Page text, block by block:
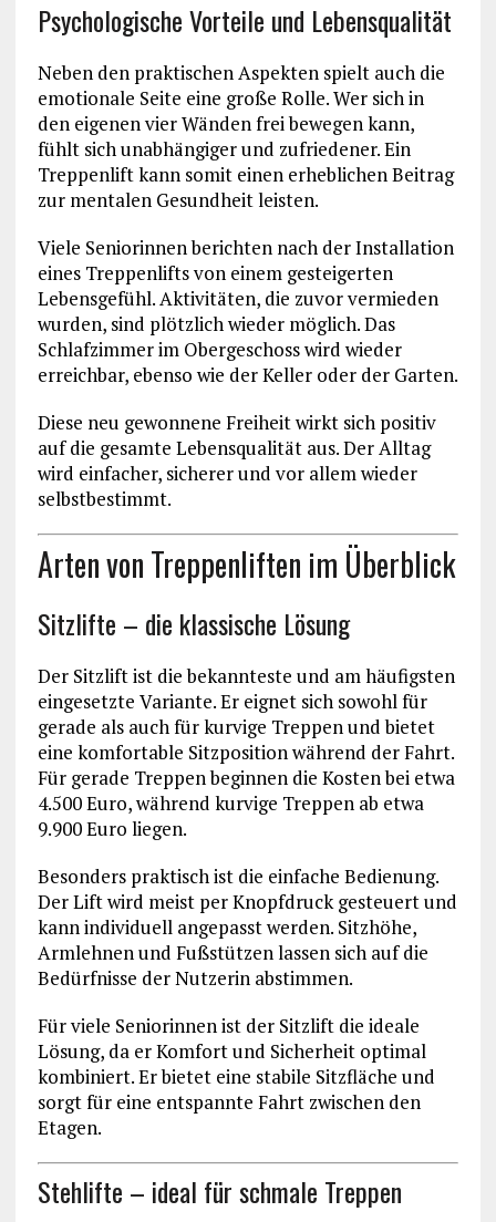
Psychologische Vorteile und Lebensqualität
Neben den praktischen Aspekten spielt auch die
emotionale Seite eine große Rolle. Wer sich in
den eigenen vier Wänden frei bewegen kann,
fühlt sich unabhängiger und zufriedener. Ein
Treppenlift kann somit einen erheblichen Beitrag
zur mentalen Gesundheit leisten.
Viele Seniorinnen berichten nach der Installation
eines Treppenlifts von einem gesteigerten
Lebensgefühl. Aktivitäten, die zuvor vermieden
wurden, sind plötzlich wieder möglich. Das
Schlafzimmer im Obergeschoss wird wieder
erreichbar, ebenso wie der Keller oder der Garten.
Diese neu gewonnene Freiheit wirkt sich positiv
auf die gesamte Lebensqualität aus. Der Alltag
wird einfacher, sicherer und vor allem wieder
selbstbestimmt.
Arten von Treppenliften im Überblick
Sitzlifte – die klassische Lösung
Der Sitzlift ist die bekannteste und am häufigsten
eingesetzte Variante. Er eignet sich sowohl für
gerade als auch für kurvige Treppen und bietet
eine komfortable Sitzposition während der Fahrt.
Für gerade Treppen beginnen die Kosten bei etwa
4.500 Euro, während kurvige Treppen ab etwa
9.900 Euro liegen.
Besonders praktisch ist die einfache Bedienung.
Der Lift wird meist per Knopfdruck gesteuert und
kann individuell angepasst werden. Sitzhöhe,
Armlehnen und Fußstützen lassen sich auf die
Bedürfnisse der Nutzerin abstimmen.
Für viele Seniorinnen ist der Sitzlift die ideale
Lösung, da er Komfort und Sicherheit optimal
kombiniert. Er bietet eine stabile Sitzfläche und
sorgt für eine entspannte Fahrt zwischen den
Etagen.
Stehlifte – ideal für schmale Treppen